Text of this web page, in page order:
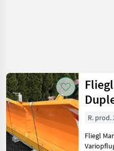
R. prod.
Fliegl
Variopflug,